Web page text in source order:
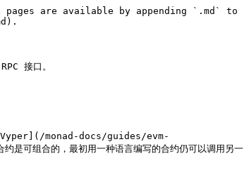
are available by appending `.md` to
接口。
monad-docs/guides/evm-
合的，最初用一种语言编写的合约仍可以调用另一